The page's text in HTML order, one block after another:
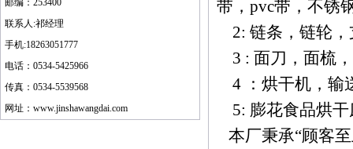
邮编：253400
联系人:祁经理
手机:18263051777
电话：0534-5425966
传真：0534-5539568
网址： www.jinshawangdai.com
带，pvc带，不锈
2: 链条，链轮，
3 : 面刀，面梳
4 ：烘干机，输
5: 膨花食品烘干
本厂秉承“顾客